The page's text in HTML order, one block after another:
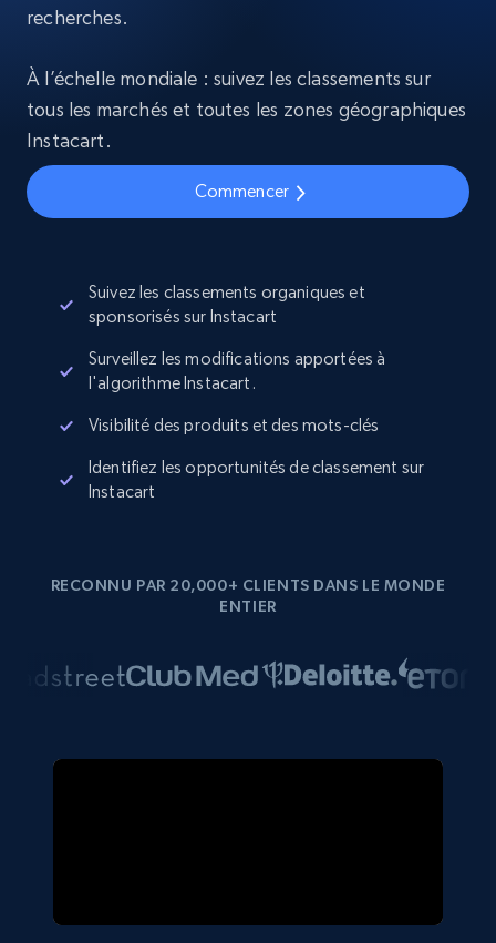
recherches.
À l’échelle mondiale : suivez les classements sur
tous les marchés et toutes les zones géographiques
Instacart.
Commencer
Suivez les classements organiques et
sponsorisés sur Instacart
Surveillez les modifications apportées à
l'algorithme Instacart.
Visibilité des produits et des mots-clés
Identifiez les opportunités de classement sur
Instacart
RECONNU PAR 20,000+ CLIENTS DANS LE MONDE
ENTIER